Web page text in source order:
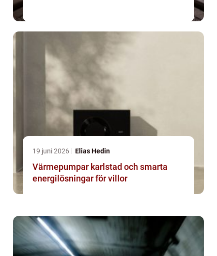
19 juni 2026 Elias Hedin
Värmepumpar karlstad och smarta
energilösningar för villor